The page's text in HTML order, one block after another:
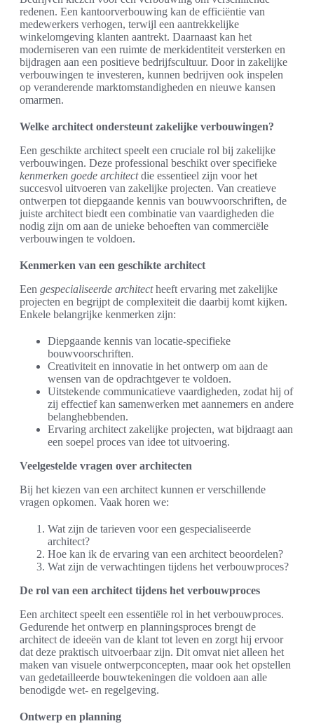
redenen. Een kantoorverbouwing kan de efficiëntie van
medewerkers verhogen, terwijl een aantrekkelijke
winkelomgeving klanten aantrekt. Daarnaast kan het
moderniseren van een ruimte de merkidentiteit versterken en
bijdragen aan een positieve bedrijfscultuur. Door in zakelijke
verbouwingen te investeren, kunnen bedrijven ook inspelen
op veranderende marktomstandigheden en nieuwe kansen
omarmen.
Welke architect ondersteunt zakelijke verbouwingen?
Een geschikte architect speelt een cruciale rol bij zakelijke
verbouwingen. Deze professional beschikt over specifieke
kenmerken goede architectdie essentieel zijn voor het
succesvol uitvoeren van zakelijke projecten. Van creatieve
ontwerpen tot diepgaande kennis van bouwvoorschriften, de
juiste architect biedt een combinatie van vaardigheden die
nodig zijn om aan de unieke behoeften van commerciële
verbouwingen te voldoen.
Kenmerken van een geschikte architect
Een gespecialiseerde architectheeft ervaring met zakelijke
projecten en begrijpt de complexiteit die daarbij komt kijken.
Enkele belangrijke kenmerken zijn:
Diepgaande kennis van locatie-specifieke
bouwvoorschriften.
Creativiteit en innovatie in het ontwerp om aan de
wensen van de opdrachtgever te voldoen.
Uitstekende communicatieve vaardigheden, zodat hij of
zij effectief kan samenwerken met aannemers en andere
belanghebbenden.
Ervaring architect zakelijke projecten, wat bijdraagt aan
een soepel proces van idee tot uitvoering.
Veelgestelde vragen over architecten
Bij het kiezen van een architect kunnen er verschillende
vragen opkomen. Vaak horen we:
Wat zijn de tarieven voor een gespecialiseerde
architect?
Hoe kan ik de ervaring van een architect beoordelen?
Wat zijn de verwachtingen tijdens het verbouwproces?
De rol van een architect tijdens het verbouwproces
Een architect speelt een essentiële rol in het verbouwproces.
Gedurende het ontwerp en planningsproces brengt de
architect de ideeën van de klant tot leven en zorgt hij ervoor
dat deze praktisch uitvoerbaar zijn. Dit omvat niet alleen het
maken van visuele ontwerpconcepten, maar ook het opstellen
van gedetailleerde bouwtekeningen die voldoen aan alle
benodigde wet- en regelgeving.
Ontwerp en planning